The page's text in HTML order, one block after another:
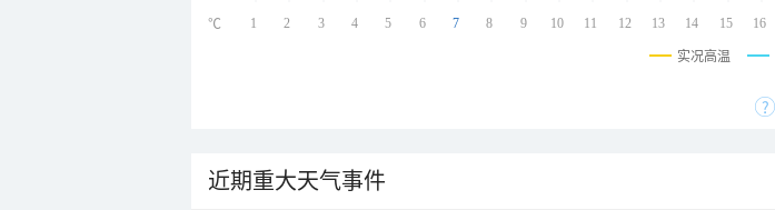
1 2 3 4 5 6 7 8 9 10 11 12 13 14 15 16
℃
实况高温
近期重大天气事件